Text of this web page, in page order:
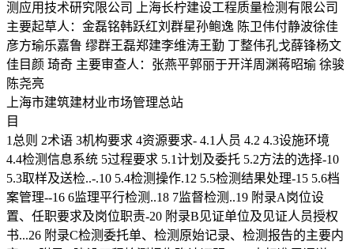
测应用技术研究限公司 上海长柠建设工程质量检测有限公司
主要起草人：金磊铭韩跃红刘群星孙鲍逸 陈卫伟付静波徐佳
彦方瑜乐嘉鲁 缪群王磊郑建李维涛王勤 丁整伟孔戈薛锋杨文
佳目颜 琦奇 主要审查人：张燕平郭丽于开洋周渊蒋昭瑜 徐骏
陈尧亮
上海市建筑建材业市场管理总站
目
1总则 2术语 3机构要求 4资源要求- 4.1人员 4.2 4.3设施环境
4.4检测信息系统 5过程要求 5.1计划及委托 5.2方法的选择-10
5.3取样及送检..-.10 5.4检测操作.12 5.5检测结果处理-15 5.6档
案管理--16 6监理平行检测..18 7监督检测..19 附录A岗位设
置、任职要求及岗位职责-20 附录B见证单位及见证人员授权
书...26 附录C检测委托单、检测原始记录、检测报告的主要内